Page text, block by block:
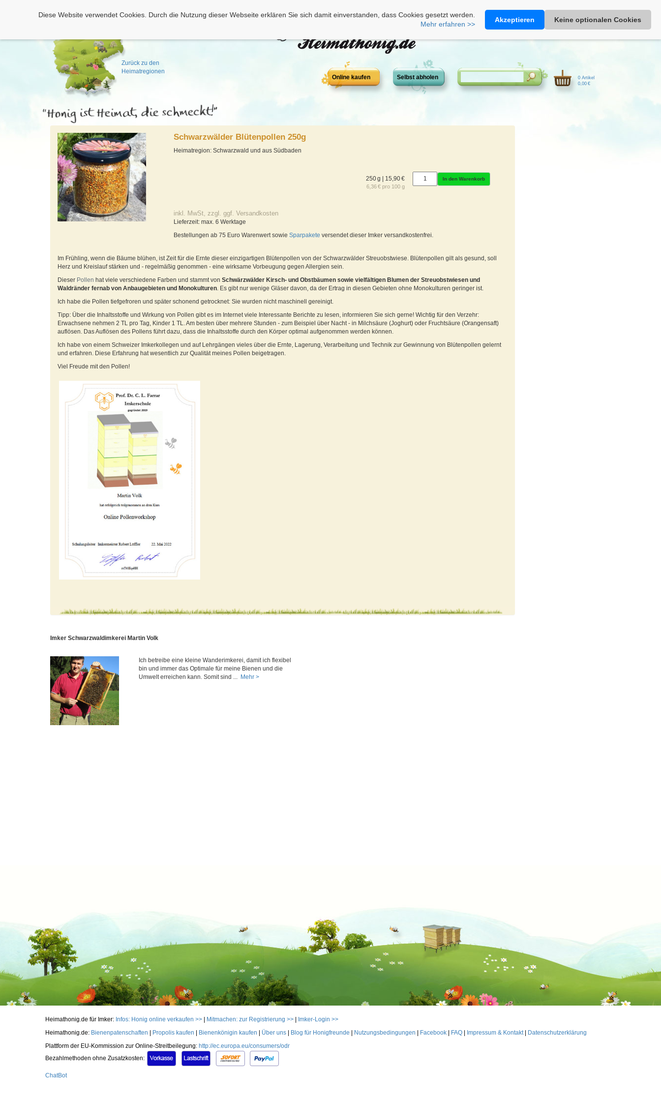
Zurück zu den
Heimatregionen
Heimathonig auf Facebook|Kunden-Login|Warenkorb
Diese Website verwendet Cookies. Durch die Nutzung dieser Webseite erklären Sie sich damit einverstanden, dass Cookies gesetzt werden.
Mehr erfahren >>
Akzeptieren Keine optionalen Cookies
Online kaufen Selbst abholen
0 Artikel
0,00 €
Schwarzwälder Blütenpollen 250g
Heimatregion: Schwarzwald und aus Südbaden
250 g | 15,90 €
6,36 € pro 100 g
In den Warenkorb
inkl. MwSt, zzgl. ggf. Versandkosten
Lieferzeit: max. 6 Werktage
Bestellungen ab 75 Euro Warenwert sowieSparpakete versendet dieser Imker versandkostenfrei.
Im Frühling, wenn die Bäume blühen, ist Zeit für die Ernte dieser einzigartigen Blütenpollen von der Schwarzwälder Streuobstwiese. Blütenpollen gilt als gesund, soll
Herz und Kreislauf stärken und - regelmäßig genommen - eine wirksame Vorbeugung gegen Allergien sein.
Dieser Pollen hat viele verschiedene Farben und stammt von Schwärzwälder Kirsch- und Obstbäumen sowie vielfältigen Blumen der Streuobstwiesen und
Waldränder fernab von Anbaugebieten und Monokulturen. Es gibt nur wenige Gläser davon, da der Ertrag in diesen Gebieten ohne Monokulturen geringer ist.
Ich habe die Pollen tiefgefroren und später schonend getrocknet: Sie wurden nicht maschinell gereinigt.
Tipp: Über die Inhaltsstoffe und Wirkung von Pollen gibt es im Internet viele Interessante Berichte zu lesen, informieren Sie sich gerne! Wichtig für den Verzehr:
Erwachsene nehmen 2 TL pro Tag, Kinder 1 TL. Am besten über mehrere Stunden - zum Beispiel über Nacht - in Milchsäure (Joghurt) oder Fruchtsäure (Orangensaft)
auflösen. Das Auflösen des Pollens führt dazu, dass die Inhaltsstoffe durch den Körper optimal aufgenommen werden können.
Ich habe von einem Schweizer Imkerkollegen und auf Lehrgängen vieles über die Ernte, Lagerung, Verarbeitung und Technik zur Gewinnung von Blütenpollen gelernt
und erfahren. Diese Erfahrung hat wesentlich zur Qualität meines Pollen beigetragen.
Viel Freude mit den Pollen!
Imker Schwarzwaldimkerei Martin Volk
Ich betreibe eine kleine Wanderimkerei, damit ich flexibel
bin und immer das Optimale für meine Bienen und die
Umwelt erreichen kann. Somit sind ... Mehr >
Heimathonig.de für Imker: Infos: Honig online verkaufen >> Mitmachen: zur Registrierung >>
Imker-Login >>
Heimathonig.de: Bienenpatenschaften Propolis kaufen Bienenkönigin kaufen Über uns Blog für Honigfreunde Nutzungsbedingungen Facebook FAQ Impressum & Kontakt|
Datenschutzerklärung
Plattform der EU-Kommission zur Online-Streitbeilegung: http://ec.europa.eu/consumers/odr
Bezahlmethoden ohne Zusatzkosten:
ChatBot